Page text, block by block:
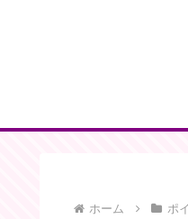
ホーム ポ